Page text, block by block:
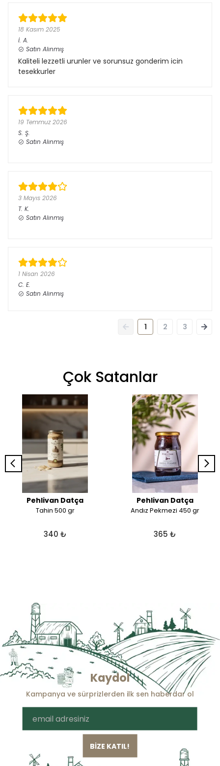
18 Kasım 2025
İ. A.
Satın Alınmış
Kaliteli lezzetli urunler ve sorunsuz gonderim icin
tesekkurler
19 Temmuz 2026
S. Ş.
Satın Alınmış
3 Mayıs 2026
T. K.
Satın Alınmış
1 Nisan 2026
C. E.
Satın Alınmış
1 2 3
Çok Satanlar
Pehlivan Datça
Tahin 500 gr
340 ₺
Pehlivan Datça
Andız Pekmezi 450 gr
365 ₺
Kaydol
Kampanya ve sürprizlerden ilk sen haberdar ol
BİZE KATIL!